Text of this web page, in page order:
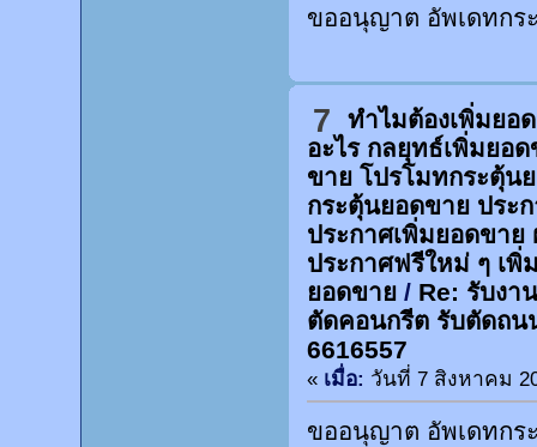
ขออนุญาต อัพเดทกร
7
ทำไมต้องเพิ่มยอ
อะไร กลยุทธ์เพิ่มยอ
ขาย โปรโมทกระตุ้น
กระตุ้นยอดขาย ประ
ประกาศเพิ่มยอดขาย
ประกาศฟรีใหม่ ๆ เพิ่
ยอดขาย/ Re: รับงา
ตัดคอนกรีต รับตัดถน
6616557
« เมื่อ: วันที่ 7 สิงหาคม
ขออนุญาต อัพเดทกร